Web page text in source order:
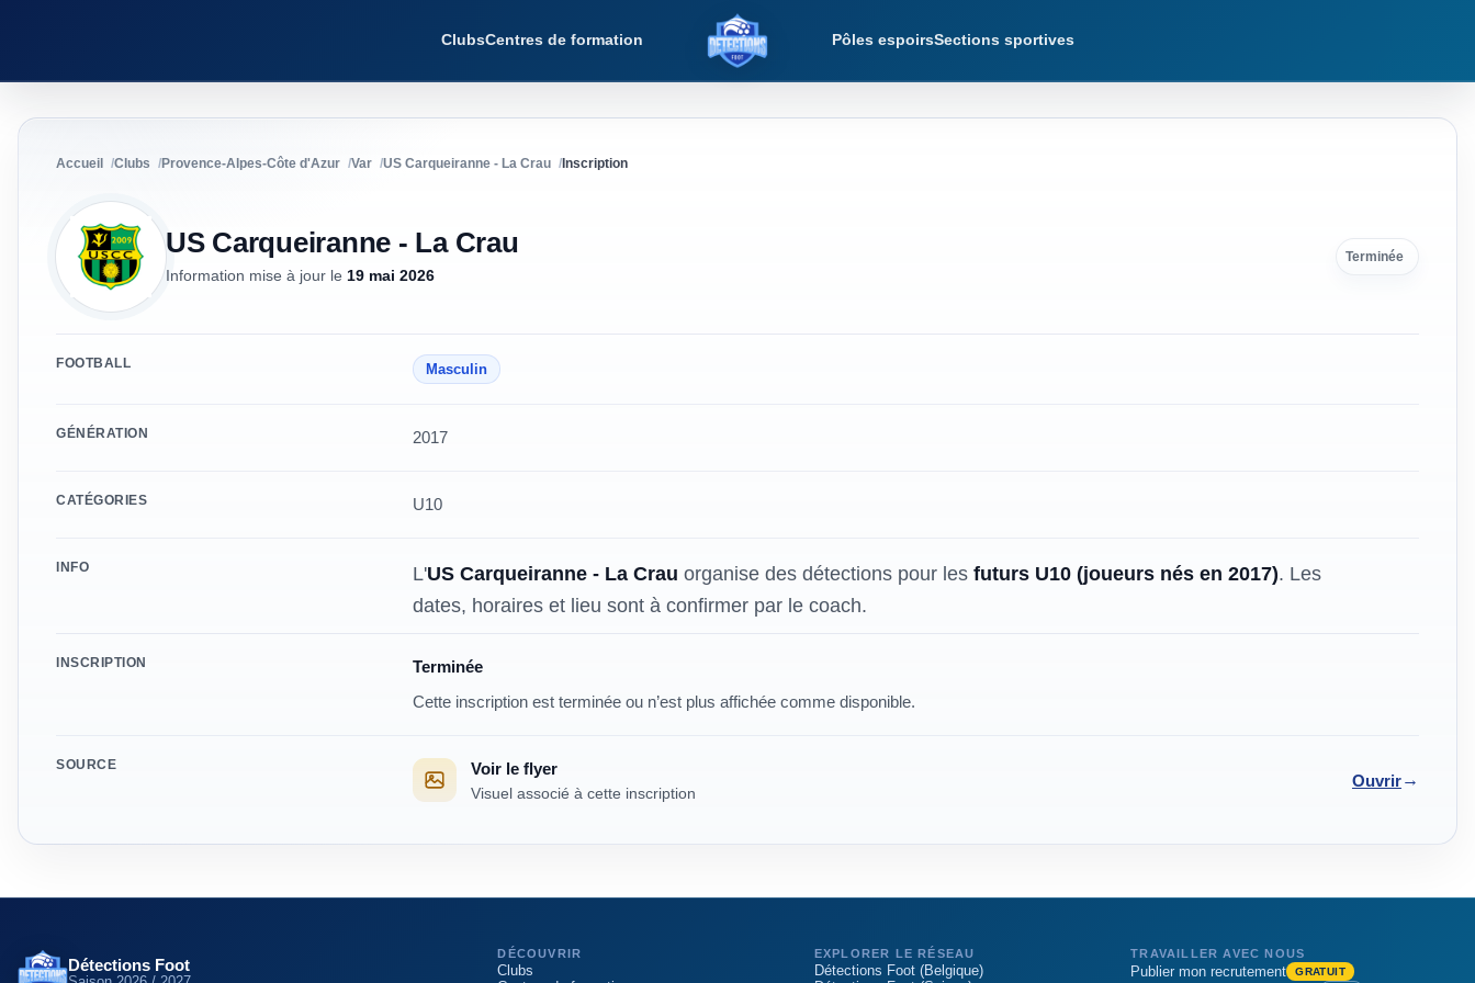
ClubsCentres de formation
Détections Foot
Pôles espoirsSections sportives
Accueil Clubs Provence-Alpes-Côte d'Azur Var US Carqueiranne - La Crau Inscription
US Carqueiranne - La Crau
Information mise à jour le 19 mai 2026
Terminée
FOOTBALL Masculin
GÉNÉRATION 2017
CATÉGORIES U10
INFO L'US Carqueiranne - La Crau organise des détections pour lesfuturs U10 (joueurs nés en 2017). Les
dates, horaires et lieu sont à confirmer par le coach.
Modalités
INSCRIPTION
Terminée
Cette inscription est terminée ou n’est plus affichée comme disponible.
SOURCE Voir le flyer
Visuel associé à cette inscription
Ouvrir→
Détections Foot
DÉCOUVRIR
Clubs
EXPLORER LE RÉSEAU
Détections Foot (Belgique)
TRAVAILLER AVEC NOUS
Publier mon recrutement GRATUIT